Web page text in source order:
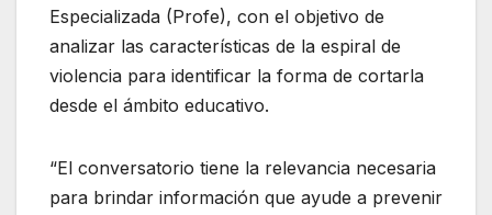
Especializada (Profe), con el objetivo de
analizar las características de la espiral de
violencia para identificar la forma de cortarla
desde el ámbito educativo.
“El conversatorio tiene la relevancia necesaria
para brindar información que ayude a prevenir